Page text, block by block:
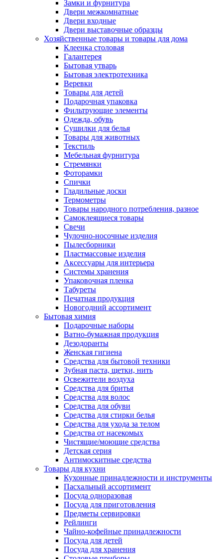
Замки и фурнитура
Двери межкомнатные
Двери входные
Двери выставочные образцы
Хозяйственные товары и товары для дома
Клеенка столовая
Галантерея
Бытовая утварь
Бытовая электротехника
Веревки
Товары для детей
Подарочная упаковка
Фильтрующие элементы
Одежда, обувь
Сушилки для белья
Товары для животных
Текстиль
Мебельная фурнитура
Стремянки
Фоторамки
Спички
Гладильные доски
Термометры
Товары народного потребления, разное
Самоклеящиеся товары
Свечи
Чулочно-носочные изделия
Пылесборники
Пластмассовые изделия
Аксессуары для интерьера
Системы хранения
Упаковочная пленка
Табуреты
Печатная продукция
Новогодний ассортимент
Бытовая химия
Подарочные наборы
Ватно-бумажная продукция
Дезодоранты
Женская гигиена
Средства для бытовой техники
Зубная паста, щетки, нить
Освежители воздуха
Средства для бритья
Средства для волос
Средства для обуви
Средства для стирки белья
Средства для ухода за телом
Средства от насекомых
Чистящие/моющие средства
Детская серия
Антимоскитные средства
Товары для кухни
Кухонные принадлежности и инструменты
Пасхальный ассортимент
Посуда одноразовая
Посуда для приготовления
Предметы сервировки
Рейлинги
Чайно-кофейные принадлежности
Посуда для детей
Посуда для хранения